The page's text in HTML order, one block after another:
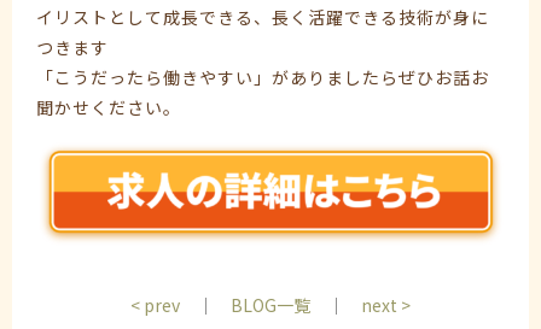
イリストとして成長できる、長く活躍できる技術が身に
つきます
「こうだったら働きやすい」がありましたらぜひお話お
聞かせください。
< prev ｜ BLOG一覧 ｜ next >